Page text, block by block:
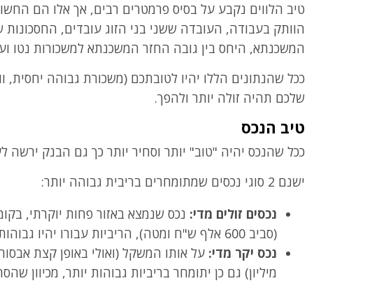
טיב הלווים נקבע על בסיס פרמטרים רבים, אך אלו הם
הוותק בעבודה, העובדה ששני בני הזוג עובדים,
המשכנתא, היחס בין גובה החזר המשכנתא למשכורות נטו
ככל שהנתונים הללו יהיו לטובתכם (משכורת גבוהה יחסית,
שלכם תהיה זולה יותר ולהפך.
טיב הנכס
ככל שהנכס יהיה "טוב" יותר וסחיר יותר כך גם הבנק ירשה
ישנם 2 סוגי נכסים שמתומחרים בריבית גבוהה יותר:
נכסים זולים מדי: נכס שנמצא באזור פחות יוקרתי,
(סביב 600 אלף ש"ח ומטה), הריביות עבורו יהיו גבוהות יותר.
נכס יקר מדי:
מיליון) גם כן יתומחר בריביות גבוהות יותר, מכיוון